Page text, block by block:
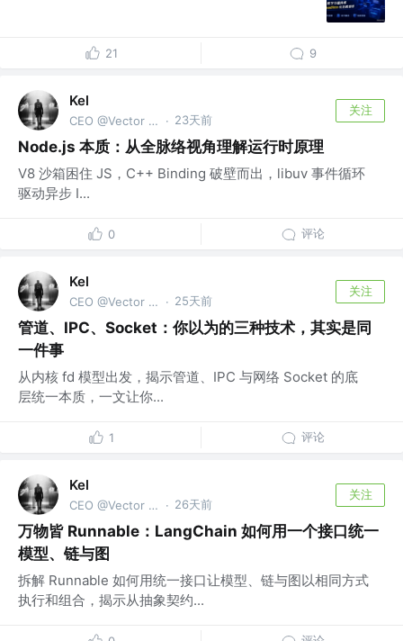
21 9
Kel
CEO @Vector Trek · 23天前
关注
Node.js 本质：从全脉络视角理解运行时原理
V8 沙箱困住 JS，C++ Binding 破壁而出，libuv 事件循环
驱动异步 I...
0 评论
Kel
CEO @Vector Trek · 25天前
关注
管道、IPC、Socket：你以为的三种技术，其实是同
一件事
从内核 fd 模型出发，揭示管道、IPC 与网络 Socket 的底
层统一本质，一文让你...
1 评论
Kel
CEO @Vector Trek · 26天前
关注
万物皆 Runnable：LangChain 如何用一个接口统一
模型、链与图
拆解 Runnable 如何用统一接口让模型、链与图以相同方式
执行和组合，揭示从抽象契约...